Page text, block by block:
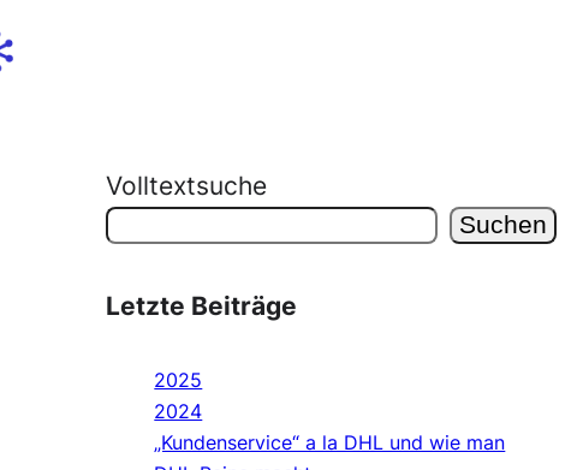
Volltextsuche
Suchen
Letzte Beiträge
2025
2024
„Kundenservice“ a la DHL und wie man